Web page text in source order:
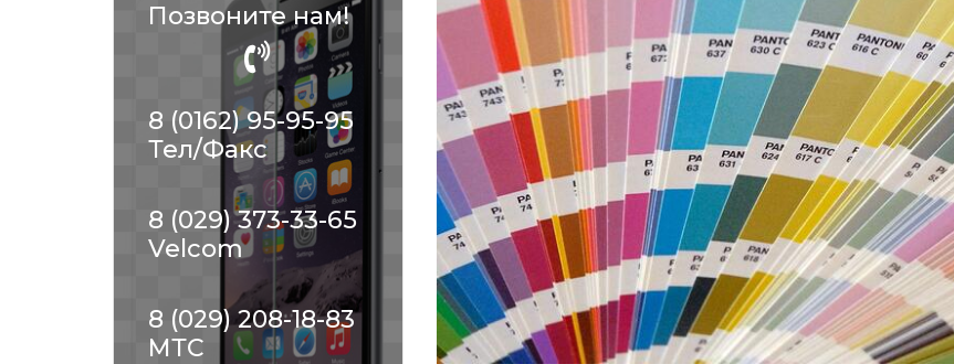
Позвоните нам!
8 (0162) 95-95-95
Тел/Факс
8 (029) 373-33-65
Velcom
8 (029) 208-18-83
МТС